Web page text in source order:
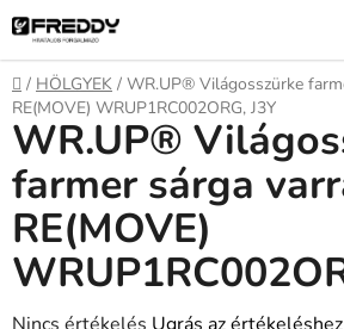
Ugrás
fő
tartalomhoz
Kezdőlap
/ HÖLGYEK / WR.UP® Világosszürke
RE(MOVE) WRUP1RC002ORG, J3Y
WR.UP®
farmer sárga
RE(MOVE)
A